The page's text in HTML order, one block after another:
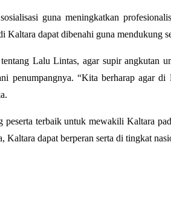
guna meningkatkan
dapat dibenahi guna mendukung
Lalu Lintas, agar supir angkutan
penumpangnya. “Kita berharap agar
terbaik untuk mewakili Kaltara
dapat berperan serta di tingkat